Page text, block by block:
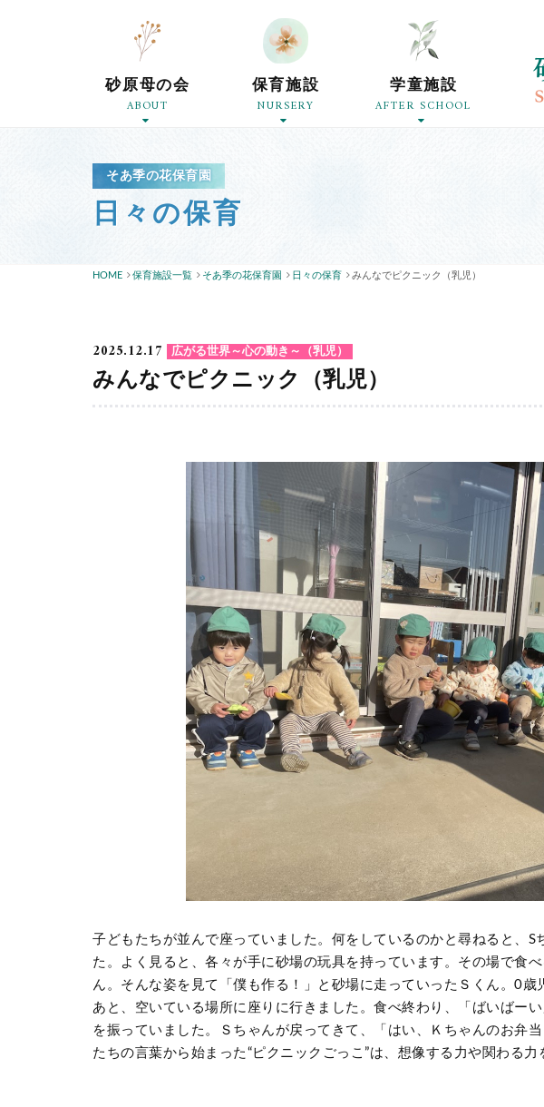
砂原母の会
ABOUT
保育施設
NURSERY
学童施設
AFTER SCHOOL
そあ季の花保育園
日々の保育
HOME 保育施設一覧 そあ季の花保育園 日々の保育 みんなでピクニック（乳児）
2025.12.17 広がる世界～心の動き～（乳児）
みんなでピクニック（乳児）
子どもたちが並んで座っていました。何をしているのかと尋ねると、
た。よく見ると、各々が手に砂場の玩具を持っています。その場で食
ん。そんな姿を見て「僕も作る！」と砂場に走っていったＳくん。0
あと、空いている場所に座りに行きました。食べ終わり、「ばいばー
を振っていました。Ｓちゃんが戻ってきて、「はい、Ｋちゃんのお弁
たちの言葉から始まった“ピクニックごっこ”は、想像する力や関わる力